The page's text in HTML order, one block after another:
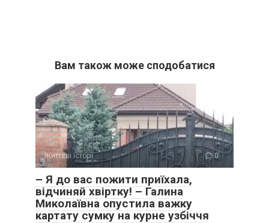
Вам також може сподобатися
Життєві історії 0
– Я до вас пожити приїхала,
відчиняй хвіртку! – Галина
Миколаївна опустила важку
картату сумку на курне узбіччя